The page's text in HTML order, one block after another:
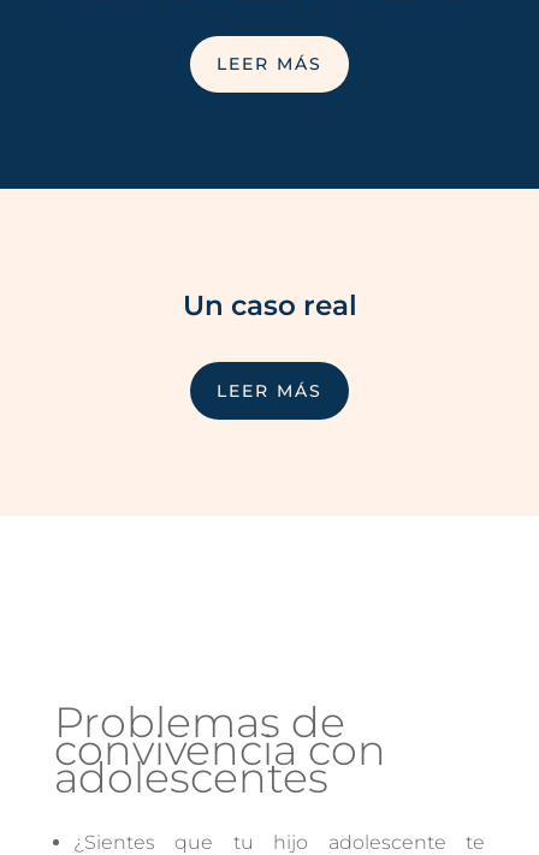
LEER MÁS
Un caso real
LEER MÁS
Problemas de
convivencia con
adolescentes
¿Sientes que tu hijo adolescente te